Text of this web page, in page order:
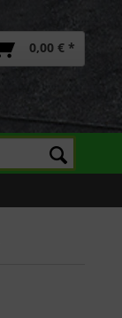
0,00 € *